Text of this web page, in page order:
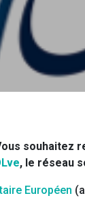
, le réseau
Européen